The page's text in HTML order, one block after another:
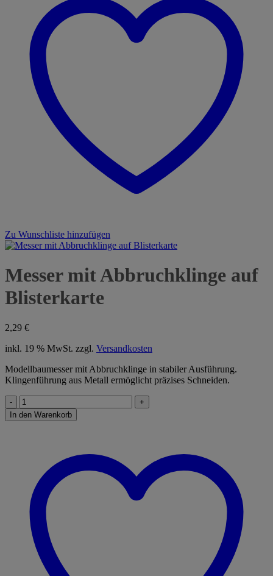
Zu Wunschliste hinzufügen
Messer mit Abbruchklinge auf
Blisterkarte
2,29 €
inkl. 19 % MwSt. zzgl. Versandkosten
Modellbaumesser mit Abbruchklinge in stabiler Ausführung.
Klingenführung aus Metall ermöglicht präzises Schneiden.
Messer
mit
Abbruchklinge
In den Warenkorb